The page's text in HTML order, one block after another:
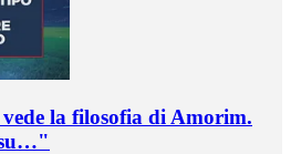
la filosofia di Amorim.
su…"